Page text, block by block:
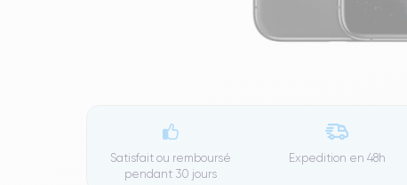
Satisfait ou remboursé
pendant 30 jours
Expedition en 48h